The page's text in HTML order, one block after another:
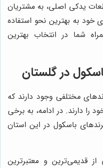
یدکی اصلی، به مشتریان
خود به بهترین نحو استفاده
شما در انتخاب بهترین
در گلستان
مختلفی وجود دارند که
را دارند. در ادامه، به برخی
باسکول در این استان
از قدیمی‌ترین و معتبرترین